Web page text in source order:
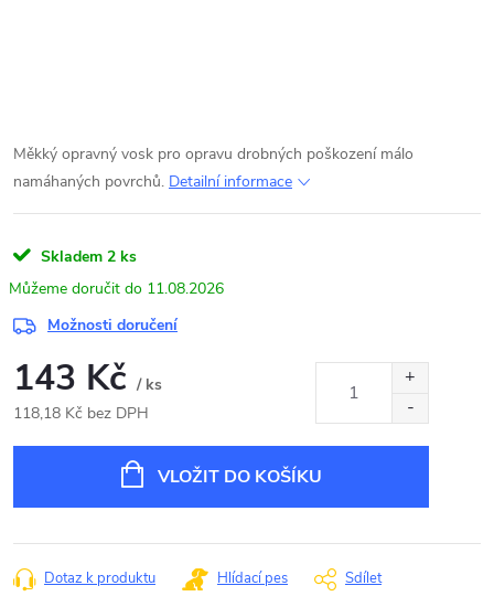
Měkký opravný vosk pro opravu drobných poškození málo
namáhaných povrchů. Detailní informace
Skladem 2 ks
11.08.2026
Možnosti doručení
143 Kč / ks
118,18 Kč bez DPH
VLOŽIT DO KOŠÍKU
Dotaz k produktu Hlídací pes Sdílet